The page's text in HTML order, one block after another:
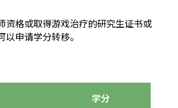
资格或取得游戏治疗的研究生证书或
申请学分转移。
学分